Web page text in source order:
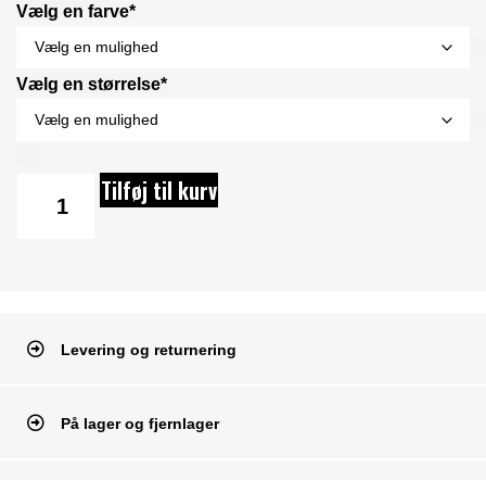
Vælg en farve*
Vælg en størrelse*
Tilføj til kurv
Levering og returnering
På lager og fjernlager